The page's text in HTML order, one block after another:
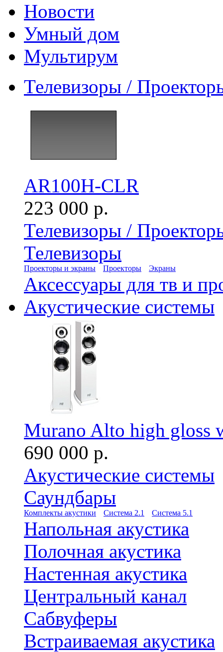
Новости
Умный дом
Мультирум
Телевизоры /
AR100H-CLR
223 000 р.
Телевизоры /
Телевизоры
Проекторы и экраны Проекторы Экраны
Аксессуары для тв и
Акустические системы
Murano Alto high gloss
690 000 р.
Акустические системы
Саундбары
Комплекты акустики Система 2.1 Система 5.1
Напольная акустика
Полочная акустика
Настенная акустика
Центральный канал
Сабвуферы
Встраиваемая акустика